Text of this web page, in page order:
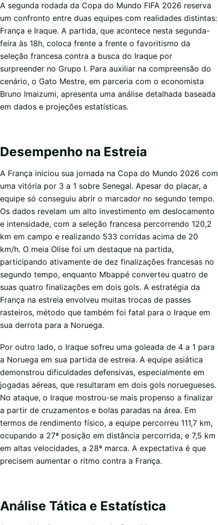
A segunda rodada da Copa do Mundo FIFA 2026 reserva
um confronto entre duas equipes com realidades distintas:
França e Iraque. A partida, que acontece nesta segunda-
feira às 18h, coloca frente a frente o favoritismo da
seleção francesa contra a busca do Iraque por
surpreender no Grupo I. Para auxiliar na compreensão do
cenário, o Gato Mestre, em parceria com o economista
Bruno Imaizumi, apresenta uma análise detalhada baseada
em dados e projeções estatísticas.
Desempenho na Estreia
A França iniciou sua jornada na Copa do Mundo 2026 com
uma vitória por 3 a 1 sobre Senegal. Apesar do placar, a
equipe só conseguiu abrir o marcador no segundo tempo.
Os dados revelam um alto investimento em deslocamento
e intensidade, com a seleção francesa percorrendo 120,2
km em campo e realizando 533 corridas acima de 20
km/h. O meia Olise foi um destaque na partida,
participando ativamente de dez finalizações francesas no
segundo tempo, enquanto Mbappé converteu quatro de
suas quatro finalizações em dois gols. A estratégia da
França na estreia envolveu muitas trocas de passes
rasteiros, método que também foi fatal para o Iraque em
sua derrota para a Noruega.
Por outro lado, o Iraque sofreu uma goleada de 4 a 1 para
a Noruega em sua partida de estreia. A equipe asiática
demonstrou dificuldades defensivas, especialmente em
jogadas aéreas, que resultaram em dois gols noruegueses.
No ataque, o Iraque mostrou-se mais propenso a finalizar
a partir de cruzamentos e bolas paradas na área. Em
termos de rendimento físico, a equipe percorreu 111,7 km,
ocupando a 27ª posição em distância percorrida, e 7,5 km
em altas velocidades, a 28ª marca. A expectativa é que
precisem aumentar o ritmo contra a França.
Análise Tática e Estatística